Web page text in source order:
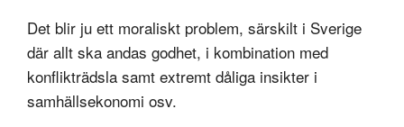
Det blir ju ett moraliskt problem, särskilt i Sverige
där allt ska andas godhet, i kombination med
konflikträdsla samt extremt dåliga insikter i
samhällsekonomi osv.